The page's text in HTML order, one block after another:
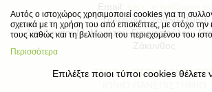
Email:
Τηλέφωνο: 2695021050
Διεύθυνση: Μ. Μινώτου-Γιαννοπούλου,
Ζάκυνθος
ΤΜΗΜΑ
Αυτός ο ιστοχώρος χρησιμοποιεί cookies για τη
σχετικά με τη χρήση του από επισκέπτες, με στόχο
τους καθώς και τη βελτίωση του περιεχομένου του
Περισσότερα
Επιλέξτε ποιοι τύποι cookies